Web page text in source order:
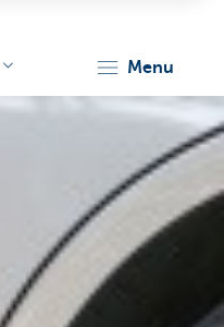
menu